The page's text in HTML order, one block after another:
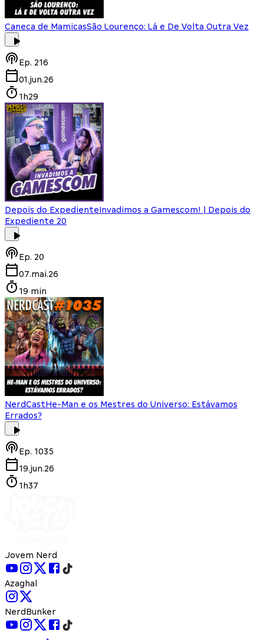
Caneca de MamicasSão Lourenço: Lá e De Volta Outra Vez
Ep. 216
01.jun.26
1h29
Depois do ExpedienteInvadimos a Gamescom! | Depois do
Expediente 20
Ep. 20
07.mai.26
19 min
NerdCastHe-Man e os Mestres do Universo: Estávamos
Errados?
Ep. 1035
19.jun.26
1h37
Jovem Nerd
Azaghal
NerdBunker